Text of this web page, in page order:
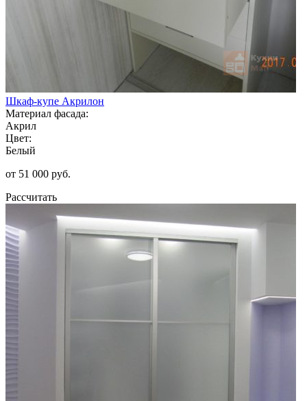
Шкаф-купе Акрилон
Материал фасада:
Акрил
Цвет:
Белый
от 51 000 руб.
Рассчитать